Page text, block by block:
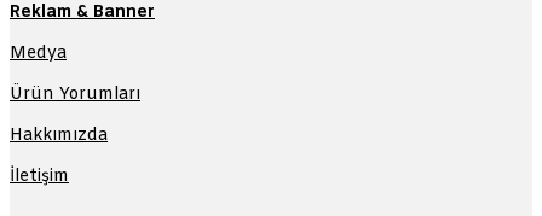
Reklam & Banner
Medya
Ürün Yorumları
Hakkımızda
İletişim